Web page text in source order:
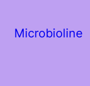
Microbioline